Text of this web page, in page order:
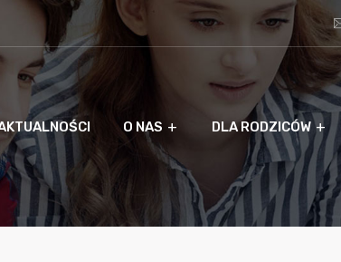
O NAS DLA RODZICÓW